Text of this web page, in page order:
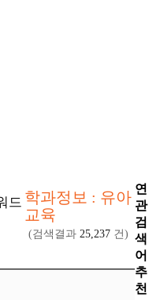
드 학과정보 : 유아
교육
(검색결과 25,237 건)
연
관
검
색
어
추
천